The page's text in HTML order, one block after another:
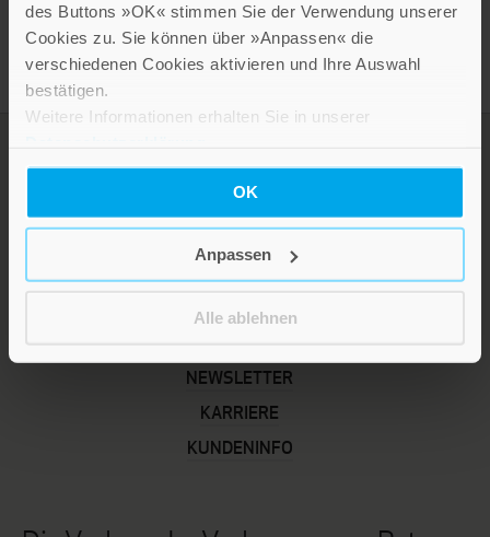
des Buttons »OK« stimmen Sie der Verwendung unserer
Cookies zu. Sie können über »Anpassen« die
verschiedenen Cookies aktivieren und Ihre Auswahl
bestätigen.
Weitere Informationen erhalten Sie in unserer
OK
Anpassen
Alle ablehnen
NEWSLETTER
KARRIERE
KUNDENINFO